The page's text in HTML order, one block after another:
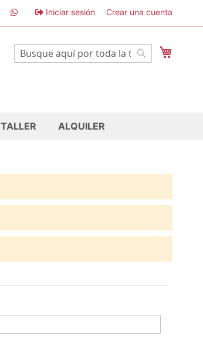
Iniciar sesión Crear una cuenta
Buscar
TALLER ALQUILER